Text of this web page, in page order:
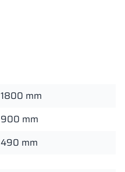
1800 mm
900 mm
490 mm